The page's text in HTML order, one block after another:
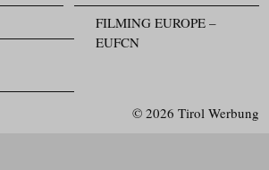
FILMING EUROPE –
EUFCN
© 2026 Tirol Werbung